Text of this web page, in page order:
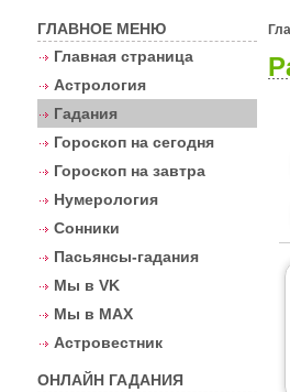
ГЛАВНОЕ МЕНЮ
Главная страница
Астрология
Гадания
Гороскоп на сегодня
Гороскоп на завтра
Нумерология
Сонники
Пасьянсы-гадания
Мы в VK
Мы в MAX
Астровестник
ОНЛАЙН ГАДАНИЯ